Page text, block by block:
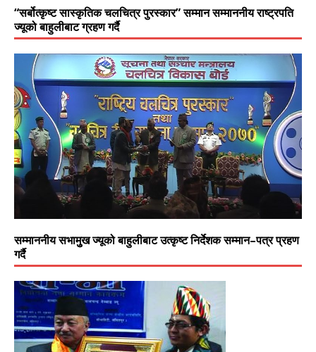
“सर्बोत्कृष्ट सास्कृतिक चलचित्र पुरस्कार” सम्मान सम्माननीय राष्ट्रपति
ज्यूको बाहुलीबाट ग्रहण गर्दै
सम्माननीय सभामुुख ज्यूको बाहुलीबाट उत्कृष्ट निर्देशक सम्मान–पत्र प्रहण
गर्दै